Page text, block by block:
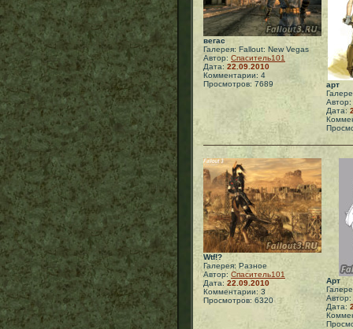
вегас
Галерея: Fallout: New Vegas
Автор: Спаситель101
Дата: 22.09.2010
Комментарии: 4
Просмотров: 7689
арт
Автор:
Дата:
Wtf!?
Галерея: Разное
Автор: Спаситель101
Дата: 22.09.2010
Комментарии: 3
Просмотров: 6320
Арт
Автор:
Дата: